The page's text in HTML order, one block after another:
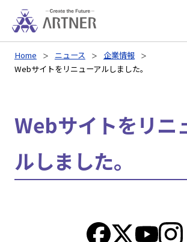
Home ニュース
企業情報
Webサイトをリニューアルしました。
Webサイトをリニ
ルしました。